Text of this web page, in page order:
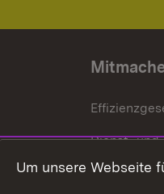
Dienst- und
Um unsere Webseite